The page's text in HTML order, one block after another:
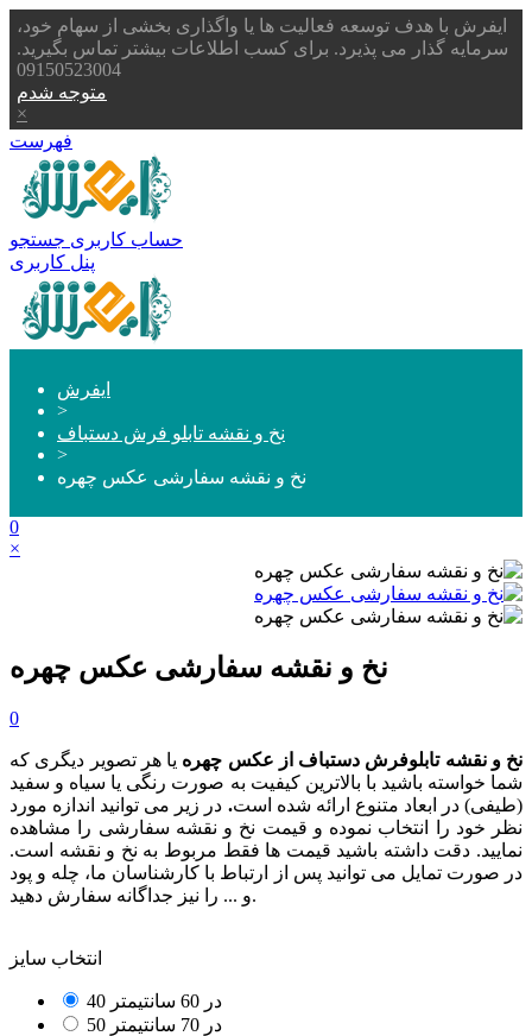
ایفرش با هدف توسعه فعالیت ها یا واگذاری بخشی از سهام خود،
سرمایه گذار می پذیرد. برای کسب اطلاعات بیشتر تماس بگیرید.
09150523004
متوجه شدم
×
فهرست
حساب کاربری جستجو
پنل کاربری
ایفرش
>
نخ و نقشه تابلو فرش دستباف
>
نخ و نقشه سفارشی عکس چهره
0
×
نخ و نقشه سفارشی عکس چهره
0
نخ و نقشه تابلوفرش دستباف از عکس چهره یا هر تصویر دیگری که
شما خواسته باشید با بالاترین کیفیت به صورت رنگی یا سیاه و سفید
(طیفی) در ابعاد متنوع ارائه شده است. در زیر می توانید اندازه مورد
نظر خود را انتخاب نموده و قیمت نخ و نقشه سفارشی را مشاهده
نمایید. دقت داشته باشید قیمت ها فقط مربوط به نخ و نقشه است.
در صورت تمایل می توانید پس از ارتباط با کارشناسان ما، چله و پود
و ... را نیز جداگانه سفارش دهید.
انتخاب سایز
40 در 60 سانتیمتر
50 در 70 سانتیمتر